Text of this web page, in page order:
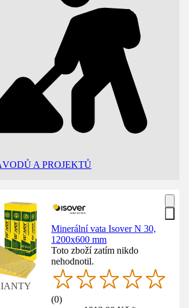
A PROJEKTŮ
Minerální vata Isover N 30,
1200x600 mm
Toto zboží zatím nikdo
nehodnotil.
(0)